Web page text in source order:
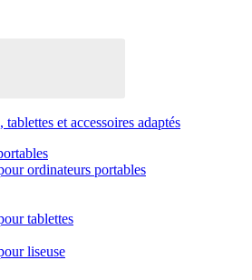
tablettes et accessoires adaptés
ordinateurs portables
tablettes
liseuse